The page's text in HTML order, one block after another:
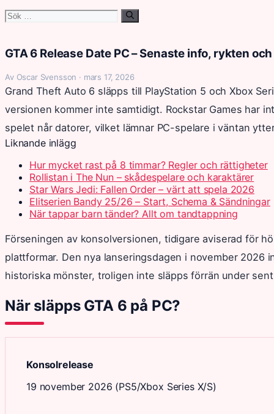
Sök
GTA 6 Release Date PC – Senaste info, rykten
Av Oscar Svensson · mars 17, 2026
Grand Theft Auto 6 släpps till PlayStation 5 och Xbox
versionen kommer inte samtidigt. Rockstar Games har
spelet når datorer, vilket lämnar PC-spelare i väntan
Liknande inlägg
Hur mycket rast på 8 timmar? Regler och rättigheter
Rollistan i The Nun – skådespelare och karaktärer
Star Wars Jedi: Fallen Order – värt att spela 2026
Elitserien Bandy 25/26 – Start, Schema & Sändningar
När tappar barn tänder? Allt om tandtappning
Förseningen av konsolversionen, tidigare aviserad för
plattformar. Den nya lanseringsdagen i november 2026
historiska mönster, troligen inte släpps förrän under
När släpps GTA 6 på PC?
Konsolrelease
19 november 2026 (PS5/Xbox Series X/S)